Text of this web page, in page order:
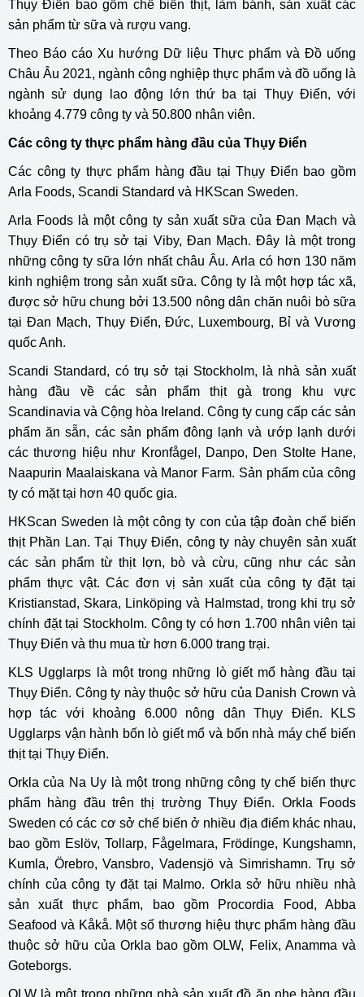
Thụy Điển bao gồm chế biến thịt, làm bánh, sản xuất các
sản phẩm từ sữa và rượu vang.
Theo Báo cáo Xu hướng Dữ liệu Thực phẩm và Đồ uống
Châu Âu 2021, ngành công nghiệp thực phẩm và đồ uống là
ngành sử dụng lao động lớn thứ ba tại Thụy Điển, với
khoảng 4.779 công ty và 50.800 nhân viên.
Các công ty thực phẩm hàng đầu của Thụy Điển
Các công ty thực phẩm hàng đầu tại Thụy Điển bao gồm
Arla Foods, Scandi Standard và HKScan Sweden.
Arla Foods là một công ty sản xuất sữa của Đan Mạch và
Thụy Điển có trụ sở tại Viby, Đan Mạch. Đây là một trong
những công ty sữa lớn nhất châu Âu. Arla có hơn 130 năm
kinh nghiệm trong sản xuất sữa. Công ty là một hợp tác xã,
được sở hữu chung bởi 13.500 nông dân chăn nuôi bò sữa
tại Đan Mạch, Thụy Điển, Đức, Luxembourg, Bỉ và Vương
quốc Anh.
Scandi Standard, có trụ sở tại Stockholm, là nhà sản xuất
hàng đầu về các sản phẩm thịt gà trong khu vực
Scandinavia và Cộng hòa Ireland. Công ty cung cấp các sản
phẩm ăn sẵn, các sản phẩm đông lạnh và ướp lạnh dưới
các thương hiệu như Kronfågel, Danpo, Den Stolte Hane,
Naapurin Maalaiskana và Manor Farm. Sản phẩm của công
ty có mặt tại hơn 40 quốc gia.
HKScan Sweden là một công ty con của tập đoàn chế biến
thịt Phần Lan. Tại Thụy Điển, công ty này chuyên sản xuất
các sản phẩm từ thịt lợn, bò và cừu, cũng như các sản
phẩm thực vật. Các đơn vị sản xuất của công ty đặt tại
Kristianstad, Skara, Linköping và Halmstad, trong khi trụ sở
chính đặt tại Stockholm. Công ty có hơn 1.700 nhân viên tại
Thụy Điển và thu mua từ hơn 6.000 trang trại.
KLS Ugglarps là một trong những lò giết mổ hàng đầu tại
Thụy Điển. Công ty này thuộc sở hữu của Danish Crown và
hợp tác với khoảng 6.000 nông dân Thụy Điển. KLS
Ugglarps vận hành bốn lò giết mổ và bốn nhà máy chế biến
thịt tại Thụy Điển.
Orkla của Na Uy là một trong những công ty chế biến thực
phẩm hàng đầu trên thị trường Thụy Điển. Orkla Foods
Sweden có các cơ sở chế biến ở nhiều địa điểm khác nhau,
bao gồm Eslöv, Tollarp, Fågelmara, Frödinge, Kungshamn,
Kumla, Örebro, Vansbro, Vadensjö và Simrishamn. Trụ sở
chính của công ty đặt tại Malmo. Orkla sở hữu nhiều nhà
sản xuất thực phẩm, bao gồm Procordia Food, Abba
Seafood và Kåkå. Một số thương hiệu thực phẩm hàng đầu
thuộc sở hữu của Orkla bao gồm OLW, Felix, Anamma và
Goteborgs.